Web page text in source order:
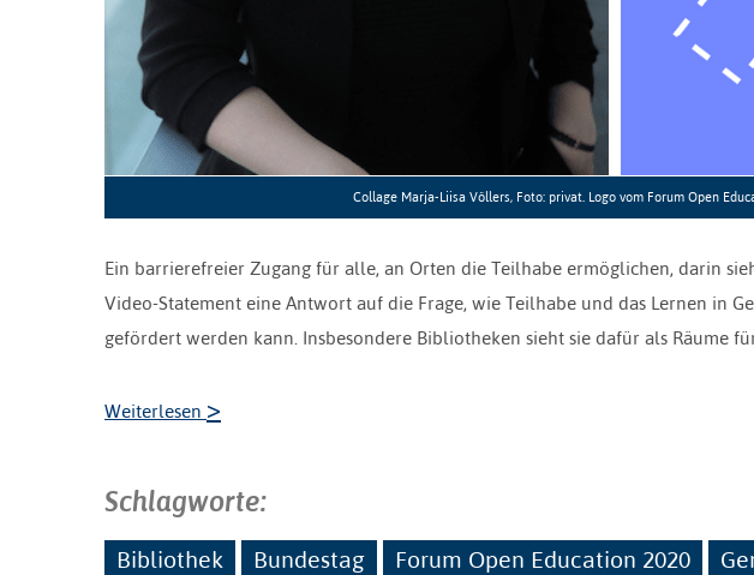
Collage Marja-Liisa Völlers, Foto: privat. Logo vom Forum Open
Ein barrierefreier Zugang für alle, an Orten die Teilhabe ermöglichen, darin
Video-Statement eine Antwort auf die Frage, wie Teilhabe und das Lernen in
gefördert werden kann. Insbesondere Bibliotheken sieht sie dafür als Räume
Weiterlesen >
Schlagworte:
Bibliothek Bundestag Forum Open Education 2020